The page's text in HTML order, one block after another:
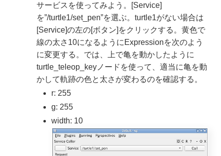
サービスを使ってみよう。[Service]
を”/turtle1/set_pen”を選ぶ。turtle1がない場合は
[Service]の左の[ボタン]をクリックする。黄色で
線の太さ10になるようにExpressionを次のよう
に変更する。では、上で亀を動かしたように
turtle_teleop_keyノードを使って、適当に亀を動
かして軌跡の色と太さが変わるのを確認する。
r: 255
g: 255
width: 10